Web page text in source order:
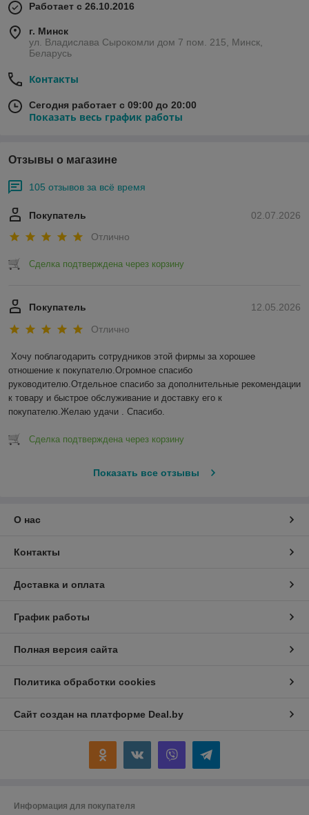
Работает с 26.10.2016
г. Минск
ул. Владислава Сырокомли дом 7 пом. 215, Минск,
Беларусь
Контакты
Сегодня работает с 09:00 до 20:00
Показать весь график работы
Отзывы о магазине
105 отзывов за всё время
02.07.2026
Покупатель
Отлично
Сделка подтверждена через корзину
12.05.2026
Покупатель
Отлично
Хочу поблагодарить сотрудников этой фирмы за хорошее
отношение к покупателю.Огромное спасибо
руководителю.Отдельное спасибо за дополнительные рекомендации
к товару и быстрое обслуживание и доставку его к
покупателю.Желаю удачи . Спасибо.
Сделка подтверждена через корзину
Показать все отзывы
О нас
Контакты
Доставка и оплата
График работы
Полная версия сайта
Политика обработки cookies
Сайт создан на платформе Deal.by
Информация для покупателя